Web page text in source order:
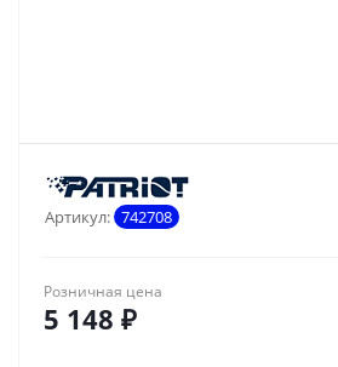
Артикул: 742708
Розничная цена
5 148 ₽